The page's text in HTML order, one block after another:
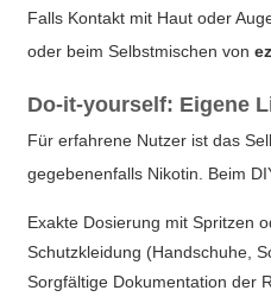
Falls Kontakt mit Haut oder
oder beim Selbstmischen von
Do-it-yourself: Eigene
Für erfahrene Nutzer ist das
gegebenenfalls Nikotin. Beim
Exakte Dosierung mit Spritzen
Schutzkleidung (Handschuhe,
Sorgfältige Dokumentation der